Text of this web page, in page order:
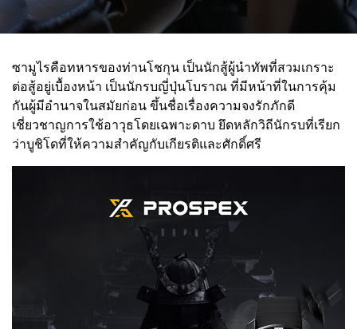
ซามูไรคือทหารของท่านโชกุน เป็นนักสู้ผู้นำทัพที่สวมเกราะ
ต่อสู้อยู่เบื้องหน้า เป็นนักรบญี่ปุ่นโบราณ ที่มีหน้าที่ในการคุ้ม
กันผู้มีอำนาจในสมัยก่อน ขึ้นชื่อเรื่องความจงรักภักดี
เชี่ยวชาญการใช้อาวุธโดยเฉพาะดาบ ยึดหลักวิถีนักรบที่เรียก
ว่าบูชิโดที่ให้ความสำคัญกับเกียรติและศักดิ์ศรี